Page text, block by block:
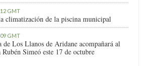
GMT
climatización de la piscina municipal
GMT
de Los Llanos de Aridane acompañará al
Simeó este 17 de octubre